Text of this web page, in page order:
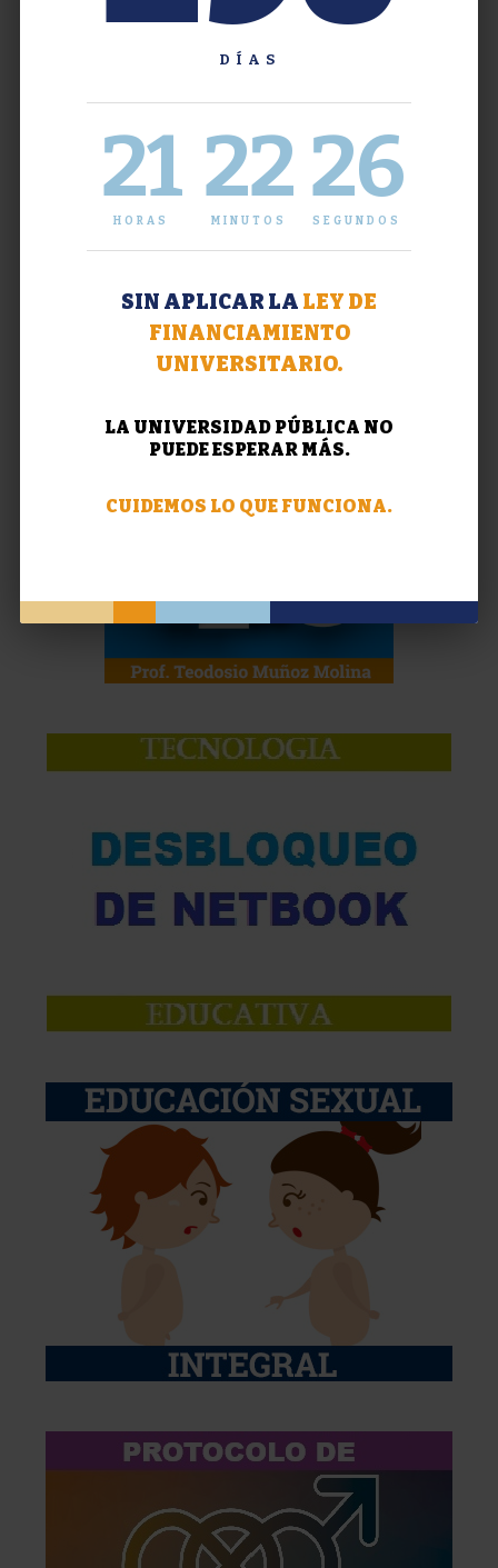
DÍAS
21
HORAS
22
MINUTOS
27
SEGUNDOS
SIN APLICAR LA LEY DE
FINANCIAMIENTO
UNIVERSITARIO.
LA UNIVERSIDAD PÚBLICA NO
PUEDE ESPERAR MÁS.
CUIDEMOS LO QUE FUNCIONA.